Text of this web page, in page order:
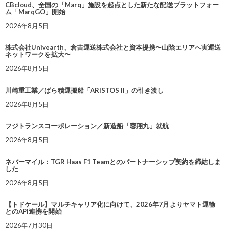
CBcloud、全国の「Marq」施設を起点とした新たな配送プラットフォー
ム「MarqGO」開始
2026年8月5日
株式会社Univearth、倉吉運送株式会社と資本提携〜山陰エリアへ実運送
ネットワークを拡大〜
2026年8月5日
川崎重工業／ばら積運搬船「ARISTOS II」の引き渡し
2026年8月5日
フジトランスコーポレーション／新造船「蓉翔丸」就航
2026年8月5日
ネバーマイル：TGR Haas F1 Teamとのパートナーシップ契約を締結しま
した
2026年8月5日
【トドケール】マルチキャリア化に向けて、2026年7月よりヤマト運輸
とのAPI連携を開始
2026年7月30日